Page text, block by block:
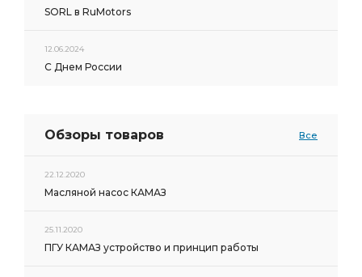
SORL в RuMotors
12.06.2024
С Днем России
Обзоры товаров Все
22.12.2020
Масляной насос КАМАЗ
25.11.2020
ПГУ КАМАЗ устройство и принцип работы